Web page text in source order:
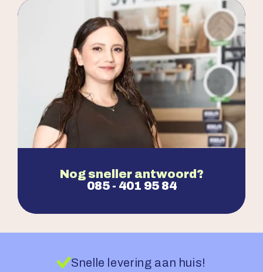
Nog sneller antwoord?
085 - 401 95 84
Snelle levering aan huis!